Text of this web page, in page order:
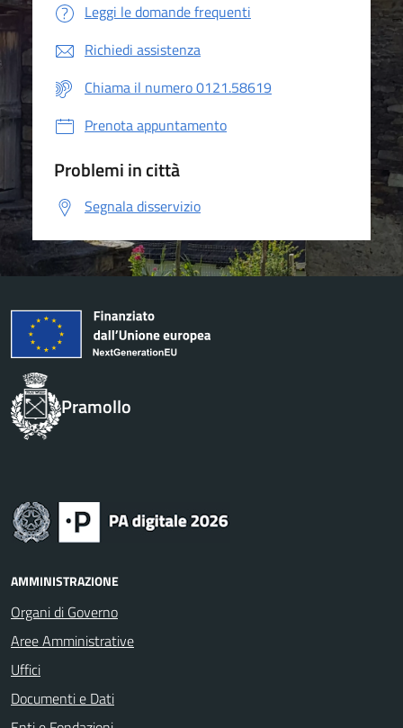
Leggi le domande frequenti
Richiedi assistenza
Chiama il numero 0121.58619
Prenota appuntamento
Problemi in città
Segnala disservizio
Pramollo
AMMINISTRAZIONE
Organi di Governo
Aree Amministrative
Uffici
Documenti e Dati